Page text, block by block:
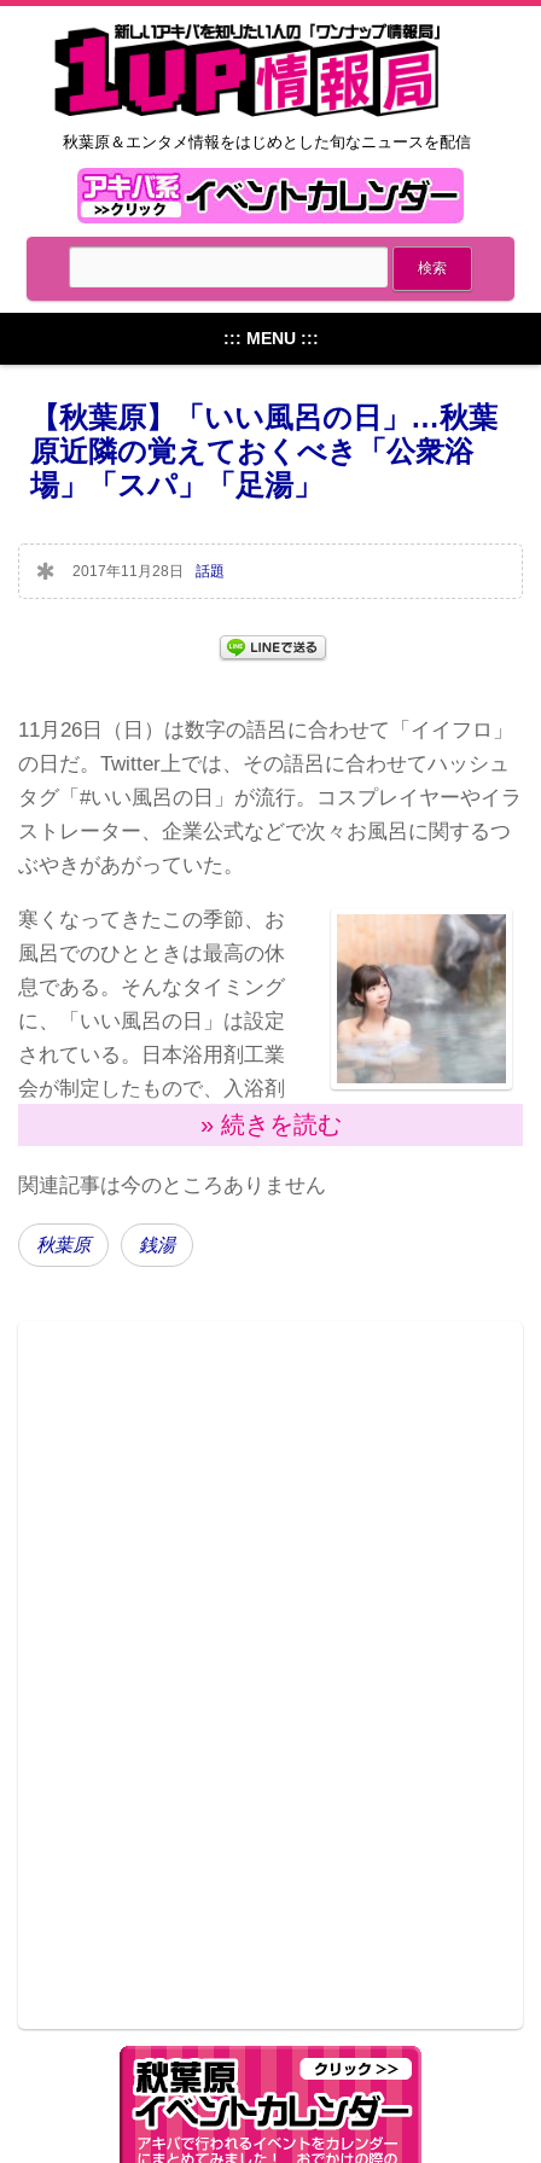
秋葉原＆エンタメ情報をはじめとした旬なニュースを配信
::: MENU :::
【秋葉原】「いい風呂の日」…秋葉
原近隣の覚えておくべき「公衆浴
場」「スパ」「足湯」
2017年11月28日 話題
11月26日（日）は数字の語呂に合わせて「イイフロ」
の日だ。Twitter上では、その語呂に合わせてハッシュ
タグ「#いい風呂の日」が流行。コスプレイヤーやイラ
ストレーター、企業公式などで次々お風呂に関するつ
ぶやきがあがっていた。
コミケまでには体を癒してお
きたい（写真はイメージ、提
寒くなってきたこの季節、お
風呂でのひとときは最高の休
息である。そんなタイミング
に、「いい風呂の日」は設定
されている。日本浴用剤工業
会が制定したもので、入浴剤
の効用と普及拡大をアピール
者が癒された5つの楽園
創業約80年になる「燕湯（つばめゆ）」は朝6時からや
っている老舗銭湯。入浴料は460円。国指定有形文化財
に指定されている建物は立派で、岩風呂は富士山の溶
岩を使っている。ちなみに朝6時からやっているのは、
» 続きを読む
関連記事は今のところありません
秋葉原 銭湯